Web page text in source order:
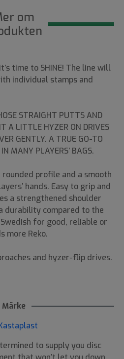
om
time to SHINE! The line will
individual stamps and
STRAIGHT PUTTS AND
A LITTLE HYZER ON DRIVES
GENTLY. A TRUE GO-TO
MANY PLAYERS’ BAGS.
profile and a smooth
hands. Easy to grip and
a strengthened shoulder
durability compared to the
for good, reliable or
more Reko.
and hyzer-flip drives.
Märke
to supply you disc